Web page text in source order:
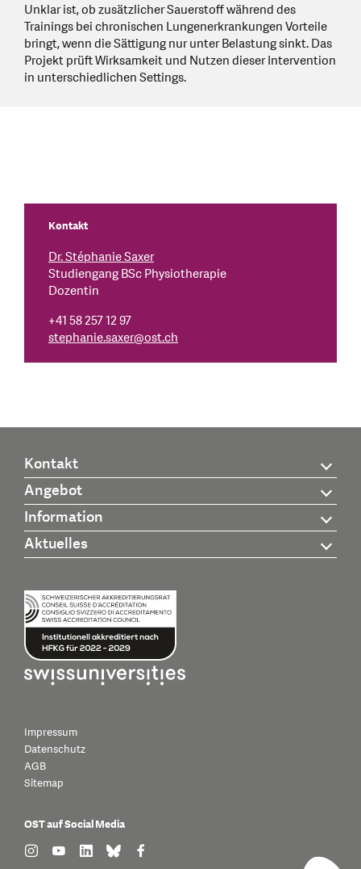
Unklar ist, ob zusätzlicher Sauerstoff während des
Trainings bei chronischen Lungenerkrankungen Vorteile
bringt, wenn die Sättigung nur unter Belastung sinkt. Das
Projekt prüft Wirksamkeit und Nutzen dieser Intervention
in unterschiedlichen Settings.
Kontakt
Dr. Stéphanie Saxer
Studiengang BSc Physiotherapie
Dozentin
+41 58 257 12 97
stephanie.saxer@ost.ch
Kontakt
Angebot
Information
Aktuelles
Impressum
Datenschutz
AGB
Sitemap
OST auf Social Media
find us on: instagram
find us on: youtube
find us on: linkedin
find us on: bluesky
find us on: facebook